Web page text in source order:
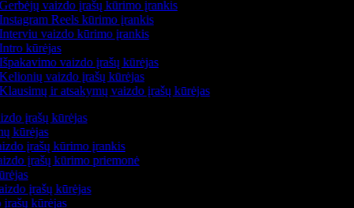
vaizdo įrašų kūrimo įrankis
Reels kūrimo įrankis
vaizdo kūrimo įrankis
kūrėjas
vaizdo įrašų kūrėjas
vaizdo įrašų kūrėjas
ir atsakymų vaizdo įrašų kūrėjas
įrašų kūrėjas
kūrėjas
įrašų kūrimo įrankis
įrašų kūrimo priemonė
įrašų kūrėjas
įrašų kūrėjas